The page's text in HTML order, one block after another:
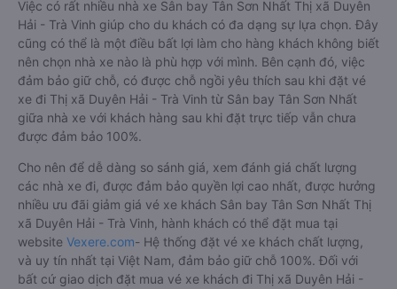
Việc có rất nhiều nhà xe Sân bay Tân Sơn Nhất Thị xã Duyên
Hải - Trà Vinh giúp cho du khách có đa dạng sự lựa chọn. Đây
cũng có thể là một điều bất lợi làm cho hàng khách không biết
nên chọn nhà xe nào là phù hợp với mình. Bên cạnh đó, việc
đảm bảo giữ chỗ, có được chỗ ngồi yêu thích sau khi đặt vé
xe đi Thị xã Duyên Hải - Trà Vinh từ Sân bay Tân Sơn Nhất
giữa nhà xe với khách hàng sau khi đặt trực tiếp vẫn chưa
được đảm bảo 100%.
Cho nên để dễ dàng so sánh giá, xem đánh giá chất lượng
các nhà xe đi, được đảm bảo quyền lợi cao nhất, được hưởng
nhiều ưu đãi giảm giá vé xe khách Sân bay Tân Sơn Nhất Thị
xã Duyên Hải - Trà Vinh, hành khách có thể đặt mua tại
website Vexere.com- Hệ thống đặt vé xe khách chất lượng,
và uy tín nhất tại Việt Nam, đảm bảo giữ chỗ 100%. Đối với
bất cứ giao dịch đặt mua vé xe khách đi Thị xã Duyên Hải -